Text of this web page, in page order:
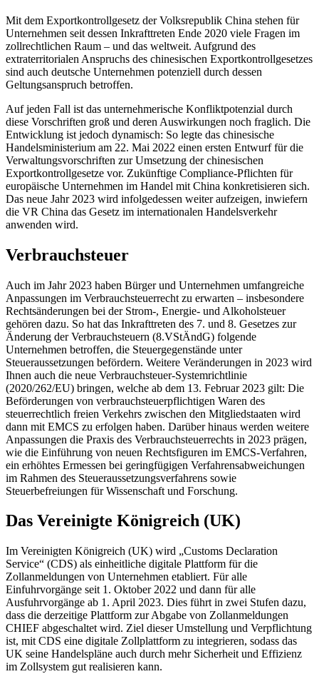
Mit dem Exportkontrollgesetz der Volksrepublik China stehen für
Unternehmen seit dessen Inkrafttreten Ende 2020 viele Fragen im
zollrechtlichen Raum – und das weltweit. Aufgrund des
extraterritorialen Anspruchs des chinesischen Exportkontrollgesetzes
sind auch deutsche Unternehmen potenziell durch dessen
Geltungsanspruch betroffen.
Auf jeden Fall ist das unternehmerische Konfliktpotenzial durch
diese Vorschriften groß und deren Auswirkungen noch fraglich. Die
Entwicklung ist jedoch dynamisch: So legte das chinesische
Handelsministerium am 22. Mai 2022 einen ersten Entwurf für die
Verwaltungsvorschriften zur Umsetzung der chinesischen
Exportkontrollgesetze vor. Zukünftige Compliance-Pflichten für
europäische Unternehmen im Handel mit China konkretisieren sich.
Das neue Jahr 2023 wird infolgedessen weiter aufzeigen, inwiefern
die VR China das Gesetz im internationalen Handelsverkehr
anwenden wird.
Verbrauchsteuer
Auch im Jahr 2023 haben Bürger und Unternehmen umfangreiche
Anpassungen im Verbrauchsteuerrecht zu erwarten – insbesondere
Rechtsänderungen bei der Strom-, Energie- und Alkoholsteuer
gehören dazu. So hat das Inkrafttreten des 7. und 8. Gesetzes zur
Änderung der Verbrauchsteuern (8.VStÄndG) folgende
Unternehmen betroffen, die Steuergegenstände unter
Steueraussetzungen befördern. Weitere Veränderungen in 2023 wird
Ihnen auch die neue Verbrauchsteuer-Systemrichtlinie
(2020/262/EU) bringen, welche ab dem 13. Februar 2023 gilt: Die
Beförderungen von verbrauchsteuerpflichtigen Waren des
steuerrechtlich freien Verkehrs zwischen den Mitgliedstaaten wird
dann mit EMCS zu erfolgen haben. Darüber hinaus werden weitere
Anpassungen die Praxis des Verbrauchsteuerrechts in 2023 prägen,
wie die Einführung von neuen Rechtsfiguren im EMCS-Verfahren,
ein erhöhtes Ermessen bei geringfügigen Verfahrensabweichungen
im Rahmen des Steueraussetzungsverfahrens sowie
Steuerbefreiungen für Wissenschaft und Forschung.
Das Vereinigte Königreich (UK)
Im Vereinigten Königreich (UK) wird „Customs Declaration
Service“ (CDS) als einheitliche digitale Plattform für die
Zollanmeldungen von Unternehmen etabliert. Für alle
Einfuhrvorgänge seit 1. Oktober 2022 und dann für alle
Ausfuhrvorgänge ab 1. April 2023. Dies führt in zwei Stufen dazu,
dass die derzeitige Plattform zur Abgabe von Zollanmeldungen
CHIEF abgeschaltet wird. Ziel dieser Umstellung und Verpflichtung
ist, mit CDS eine digitale Zollplattform zu integrieren, sodass das
UK seine Handelspläne auch durch mehr Sicherheit und Effizienz
im Zollsystem gut realisieren kann.